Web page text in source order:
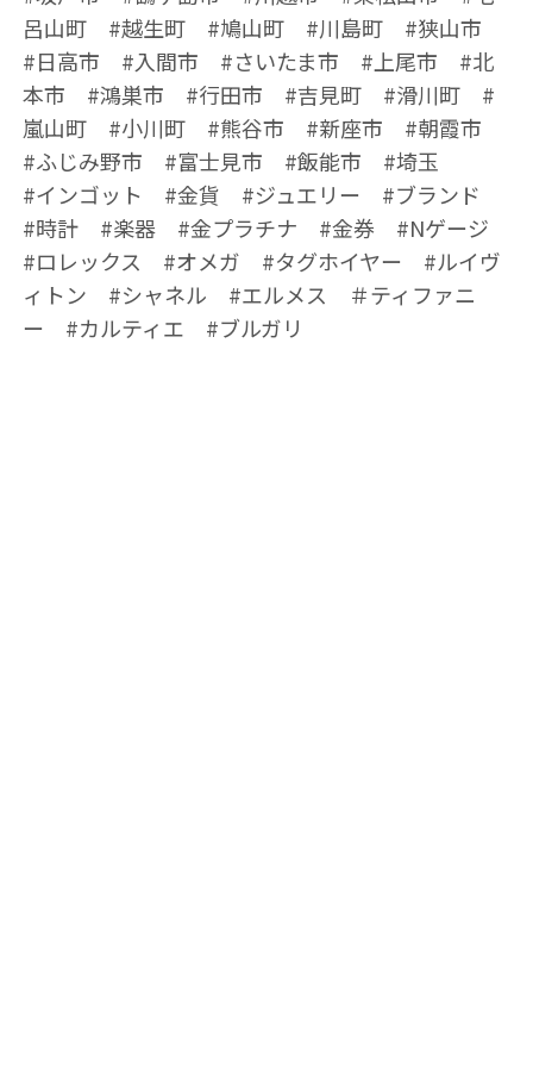
呂山町 #越生町 #鳩山町 #川島町 #狭山市
#日高市 #入間市 #さいたま市 #上尾市 #北
本市 #鴻巣市 #行田市 #吉見町 #滑川町 #
嵐山町 #小川町 #熊谷市 #新座市 #朝霞市
#ふじみ野市 #富士見市 #飯能市 #埼玉
#インゴット #金貨 #ジュエリー #ブランド
#時計 #楽器 #金プラチナ #金券 #Nゲージ
#ロレックス #オメガ #タグホイヤー #ルイヴ
ィトン #シャネル #エルメス ＃ティファニ
ー #カルティエ #ブルガリ